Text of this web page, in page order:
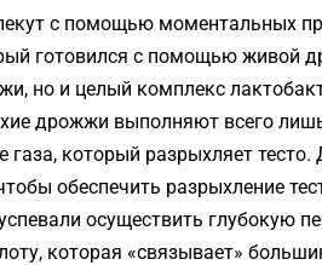
пекут с помощью моментальных
готовился с помощью живой
но и целый комплекс
дрожжи выполняют всего
газа, который разрыхляет
обеспечить разрыхление
осуществить глубокую
которая «связывает»